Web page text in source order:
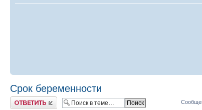
Срок беременности
Ответить